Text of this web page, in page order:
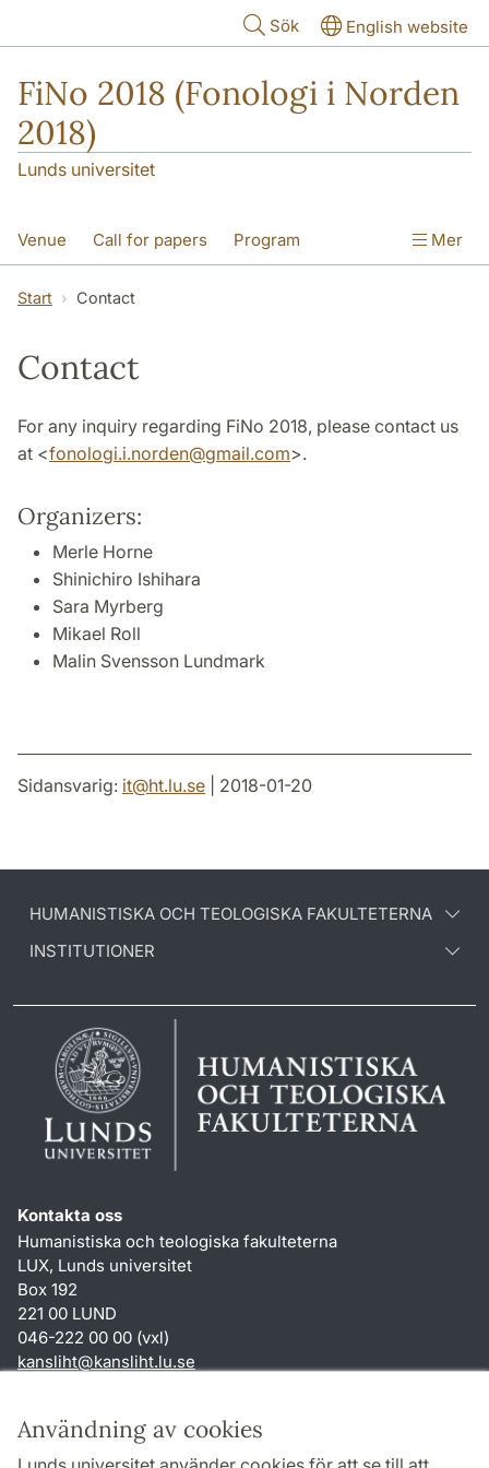
Användning av cookies
Sök English website
FiNo 2018 (Fonologi i Norden
2018)
Lunds universitet
Venue Call for papers Program
Accomodation
Mer
Start Contact
Contact
For any inquiry regarding FiNo 2018, please contact us
at <fonologi.i.norden@gmail.com>.
Organizers:
Merle Horne
Shinichiro Ishihara
Sara Myrberg
Mikael Roll
Malin Svensson Lundmark
Sidansvarig: it@ht.lu.se | 2018-01-20
HUMANISTISKA OCH TEOLOGISKA FAKULTETERNA
INSTITUTIONER
Kontakta oss
Humanistiska och teologiska fakulteterna
LUX, Lunds universitet
Box 192
221 00 LUND
046-222 00 00 (vxl)
kansliht@kansliht.lu.se
Genvägar
Om webbplatsen och cookies